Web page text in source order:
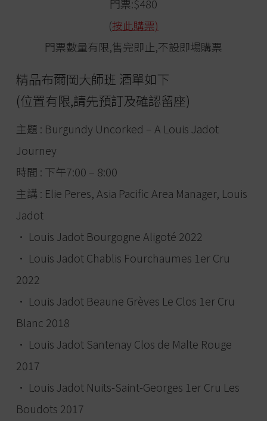
門票:$480
(按此購票)
門票數量有限,售完即止,不設即場購票
精品布爾岡大師班 酒單如下
(位置有限,請先預訂及確認留座)
主題 : Burgundy Uncorked – A Louis Jadot
Journey
時間 : 下午7:00 – 8:00
主講 : Elie Peres, Asia Pacific Area Manager, Louis
Jadot
• Louis Jadot Bourgogne Aligoté 2022
• Louis Jadot Chablis Fourchaumes 1er Cru
2022
• Louis Jadot Beaune Grèves Le Clos 1er Cru
Blanc 2018
• Louis Jadot Santenay Clos de Malte Rouge
2017
• Louis Jadot Nuits-Saint-Georges 1er Cru Les
Boudots 2017